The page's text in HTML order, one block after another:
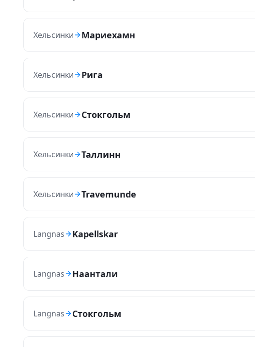
Хельсинки Мариехамн
Хельсинки Рига
Хельсинки Стокгольм
Хельсинки Таллинн
Хельсинки Travemunde
Langnas Kapellskar
Langnas Наантали
Langnas Стокгольм